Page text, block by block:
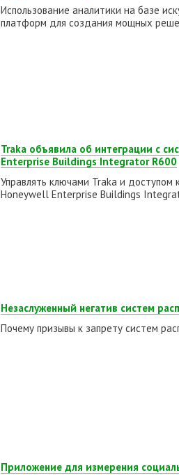
Использование аналитики на базе
платформ для создания мощных
Traka объявила об интеграции с
Enterprise Buildings Integrator R600
Управлять ключами Traka и
Honeywell Enterprise Buildings
Незаслуженный негатив систем
Почему призывы к запрету систем
Приложение для измерения